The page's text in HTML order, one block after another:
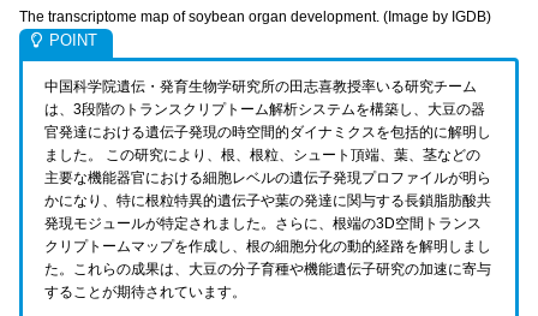
The transcriptome map of soybean organ development. (Image by IGDB)
中国科学院遺伝・発育生物学研究所の田志喜教授率いる研究チーム
は、3段階のトランスクリプトーム解析システムを構築し、大豆の器
官発達における遺伝子発現の時空間的ダイナミクスを包括的に解明し
ました。
この研究により、根、根粒、シュート頂端、葉、茎などの
主要な機能器官における細胞レベルの遺伝子発現プロファイルが明ら
かになり、特に根粒特異的遺伝子や葉の発達に関与する長鎖脂肪酸共
発現モジュールが特定されました。 さらに、根端の3D空間トランス
クリプトームマップを作成し、根の細胞分化の動的経路を解明しまし
た。 これらの成果は、大豆の分子育種や機能遺伝子研究の加速に寄与
することが期待されています。